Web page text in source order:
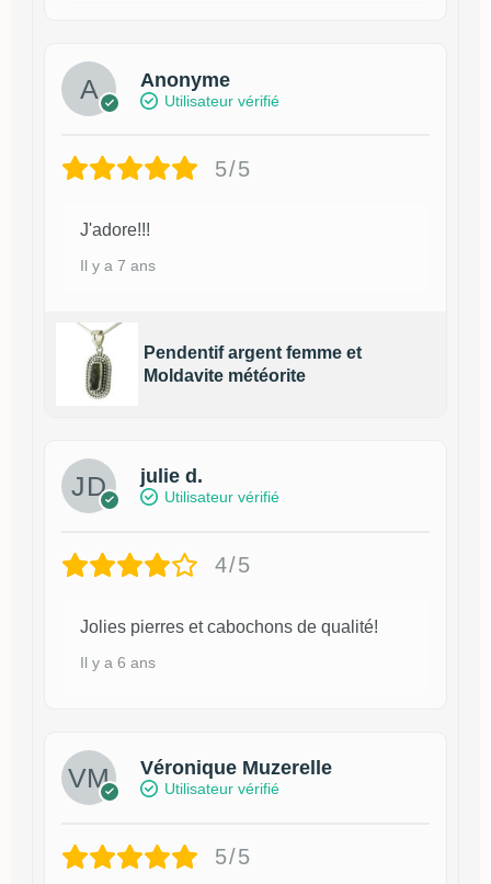
Anonyme
Utilisateur vérifié
5/5
J'adore!!!
Il y a 7 ans
Pendentif argent femme et
Moldavite météorite
julie d.
Utilisateur vérifié
4/5
Jolies pierres et cabochons de qualité!
Il y a 6 ans
Véronique Muzerelle
Utilisateur vérifié
5/5